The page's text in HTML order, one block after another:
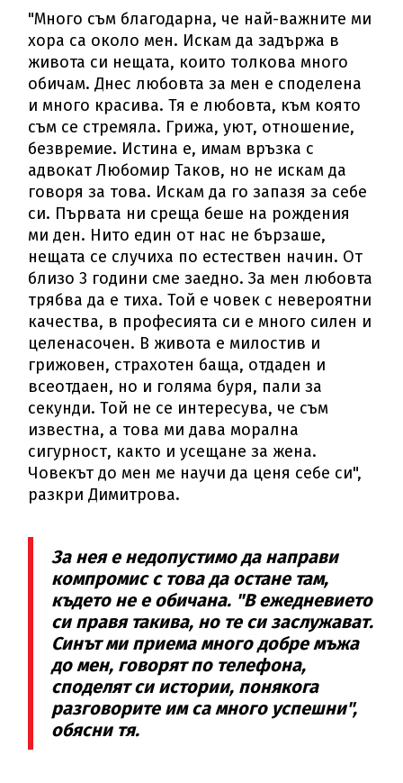
"Много съм благодарна, че най-важните ми
хора са около мен. Искам да задържа в
живота си нещата, които толкова много
обичам. Днес любовта за мен е споделена
и много красива. Тя е любовта, към която
съм се стремяла. Грижа, уют, отношение,
безвремие. Истина е, имам връзка с
адвокат Любомир Таков, но не искам да
говоря за това. Искам да го запазя за себе
си. Първата ни среща беше на рождения
ми ден. Нито един от нас не бързаше,
нещата се случиха по естествен начин. От
близо 3 години сме заедно. За мен любовта
трябва да е тиха. Той е човек с невероятни
качества, в професията си е много силен и
целенасочен. В живота е милостив и
грижовен, страхотен баща, отдаден и
всеотдаен, но и голяма буря, пали за
секунди. Той не се интересува, че съм
известна, а това ми дава морална
сигурност, както и усещане за жена.
Човекът до мен ме научи да ценя себе си",
разкри Димитрова.
За нея е недопустимо да направи
компромис с това да остане там,
където не е обичана. "В ежедневието
си правя такива, но те си заслужават.
Синът ми приема много добре мъжа
до мен, говорят по телефона,
споделят си истории, понякога
разговорите им са много успешни",
обясни тя.